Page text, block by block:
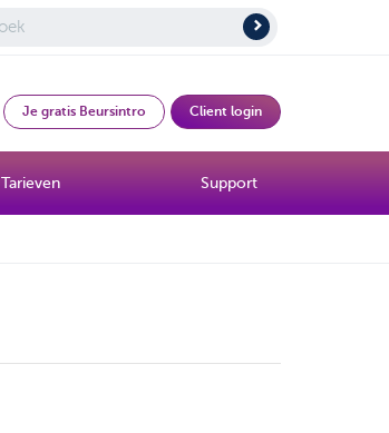
Je gratis Beursintro Client login
Tarieven Support